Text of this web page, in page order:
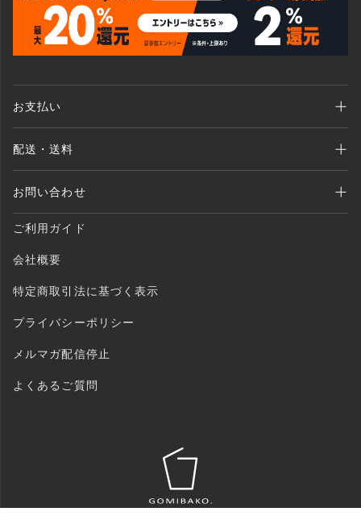
お支払い
がご利用いただけます。
配送・送料
お問い合わせ
MAIL：shopping@monogallery.jp
ご利用ガイド
会社概要
特定商取引法に基づく表示
プライバシーポリシー
メルマガ配信停止
よくあるご質問